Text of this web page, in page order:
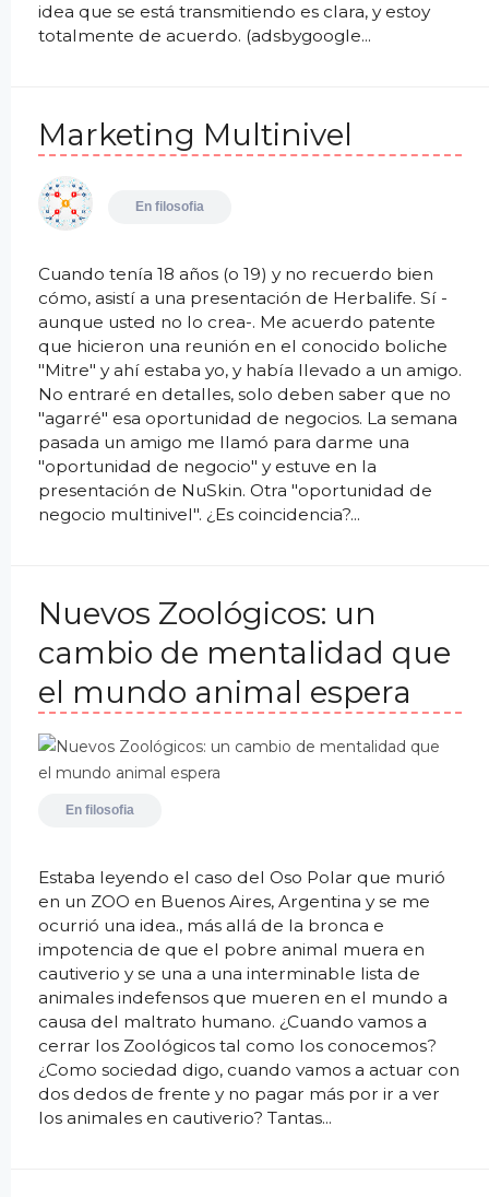
idea que se está transmitiendo es clara, y estoy
totalmente de acuerdo. (adsbygoogle...
Marketing Multinivel
En filosofia
Cuando tenía 18 años (o 19) y no recuerdo bien
cómo, asistí a una presentación de Herbalife. Sí -
aunque usted no lo crea-. Me acuerdo patente
que hicieron una reunión en el conocido boliche
"Mitre" y ahí estaba yo, y había llevado a un amigo.
No entraré en detalles, solo deben saber que no
"agarré" esa oportunidad de negocios. La semana
pasada un amigo me llamó para darme una
"oportunidad de negocio" y estuve en la
presentación de NuSkin. Otra "oportunidad de
negocio multinivel". ¿Es coincidencia?...
Nuevos Zoológicos: un
cambio de mentalidad que
el mundo animal espera
En filosofia
Estaba leyendo el caso del Oso Polar que murió
en un ZOO en Buenos Aires, Argentina y se me
ocurrió una idea., más allá de la bronca e
impotencia de que el pobre animal muera en
cautiverio y se una a una interminable lista de
animales indefensos que mueren en el mundo a
causa del maltrato humano. ¿Cuando vamos a
cerrar los Zoológicos tal como los conocemos?
¿Como sociedad digo, cuando vamos a actuar con
dos dedos de frente y no pagar más por ir a ver
los animales en cautiverio? Tantas...